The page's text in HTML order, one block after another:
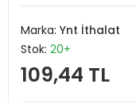
Marka: Ynt İthalat
Stok: 20+
109,44 TL